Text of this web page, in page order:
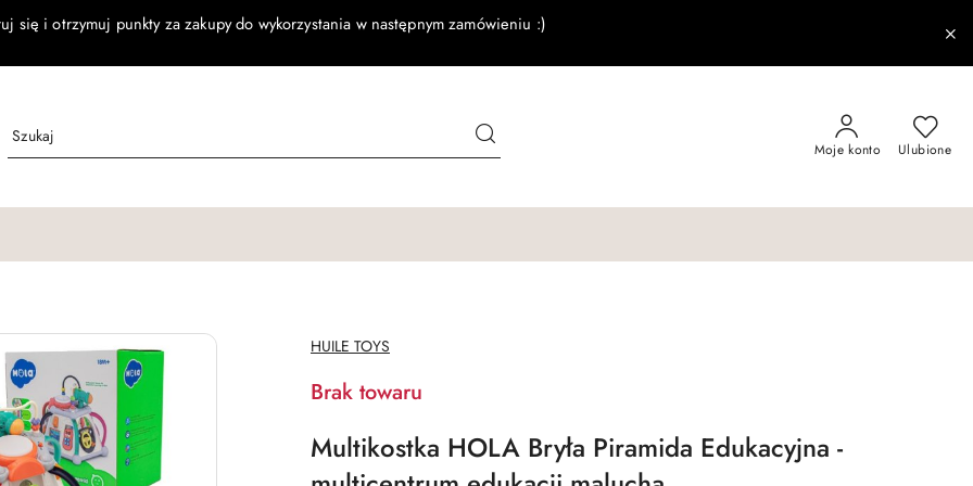
się i otrzymuj punkty za zakupy do wykorzystania w następnym zamówieniu :)
Moje konto Ulubione
NAZWA
PRODUCENTA:
HUILE TOYS
Brak towaru
Multikostka HOLA Bryła Piramida Edukacyjna -